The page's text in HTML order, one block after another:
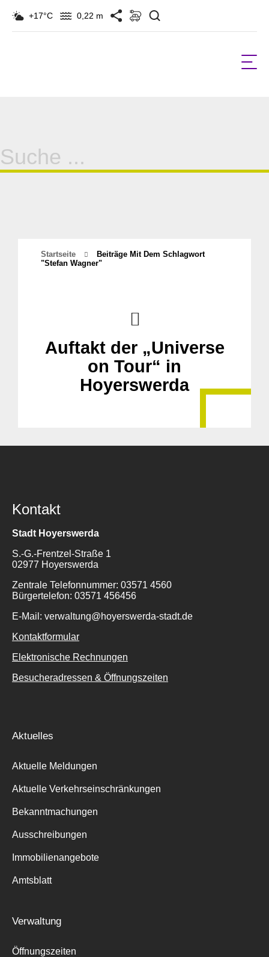
+17°C 0,22 m
Suche
für:
Startseite
Beiträge Mit Dem Schlagwort
"stefan Wagner"
Auftakt der „Universe
on Tour“ in
Hoyerswerda
Kontakt
Stadt Hoyerswerda
S.-G.-Frentzel-Straße 1
02977 Hoyerswerda
Zentrale Telefonnummer: 03571 4560
Bürgertelefon: 03571 456456
E-Mail: verwaltung@hoyerswerda-stadt.de
Kontaktformular
Elektronische Rechnungen
Besucheradressen & Öffnungszeiten
Aktuelles
Aktuelle Meldungen
Aktuelle Verkehrseinschränkungen
Bekanntmachungen
Ausschreibungen
Immobilienangebote
Amtsblatt
Verwaltung
Öffnungszeiten